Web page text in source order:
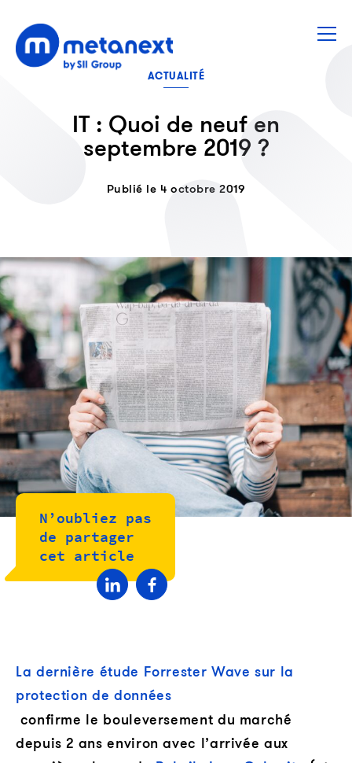
ACTUALITÉ
IT : Quoi de neuf en
septembre 2019 ?
Publié le 4 octobre 2019
N’oubliez pas
de partager
cet article
La dernière étude Forrester Wave sur la
protection de données
confirme le bouleversement du marché
depuis 2 ans environ avec l’arrivée aux